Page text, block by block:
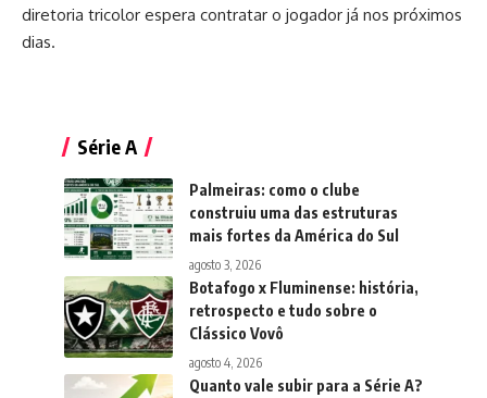
diretoria tricolor espera contratar o jogador já nos próximos
dias.
Série A
Palmeiras: como o clube
construiu uma das estruturas
mais fortes da América do Sul
agosto 3, 2026
Botafogo x Fluminense: história,
retrospecto e tudo sobre o
Clássico Vovô
agosto 4, 2026
Quanto vale subir para a Série A?